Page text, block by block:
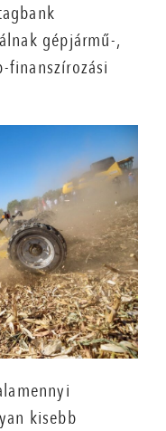
gépjármű-,
finanszírozási
kisebb